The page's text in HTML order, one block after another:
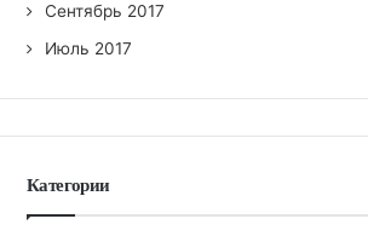
Сентябрь 2017
Июль 2017
Категории